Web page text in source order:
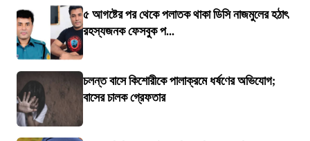
৫ আগষ্টের পর থেকে পলাতক থাকা ডিসি নাজমুলের হঠাৎ
রহস্যজনক ফেসবুক প...
চলন্ত বাসে কিশোরীকে পালাক্রমে ধর্ষণের অভিযোগ;
বাসের চালক গ্রেফতার